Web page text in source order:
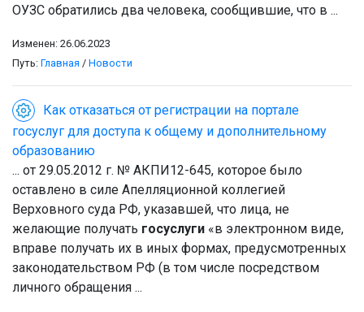
ОУЗС обратились два человека, сообщившие, что в ...
Изменен: 26.06.2023
Путь: Главная / Новости
Как отказаться от регистрации на портале
госуслуг для доступа к общему и дополнительному
образованию
... от 29.05.2012 г. № АКПИ12-645, которое было
оставлено в силе Апелляционной коллегией
Верховного суда РФ, указавшей, что лица, не
желающие получать госуслуги «в электронном виде,
вправе получать их в иных формах, предусмотренных
законодательством РФ (в том числе посредством
личного обращения ...